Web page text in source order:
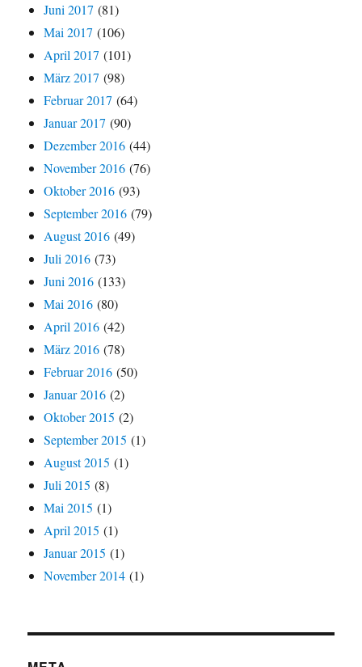
Juni 2017 (81)
Mai 2017 (106)
April 2017 (101)
März 2017 (98)
Februar 2017 (64)
Januar 2017 (90)
Dezember 2016 (44)
November 2016 (76)
Oktober 2016 (93)
September 2016 (79)
August 2016 (49)
Juli 2016 (73)
Juni 2016 (133)
Mai 2016 (80)
April 2016 (42)
März 2016 (78)
Februar 2016 (50)
Januar 2016 (2)
Oktober 2015 (2)
September 2015 (1)
August 2015 (1)
Juli 2015 (8)
Mai 2015 (1)
April 2015 (1)
Januar 2015 (1)
November 2014 (1)